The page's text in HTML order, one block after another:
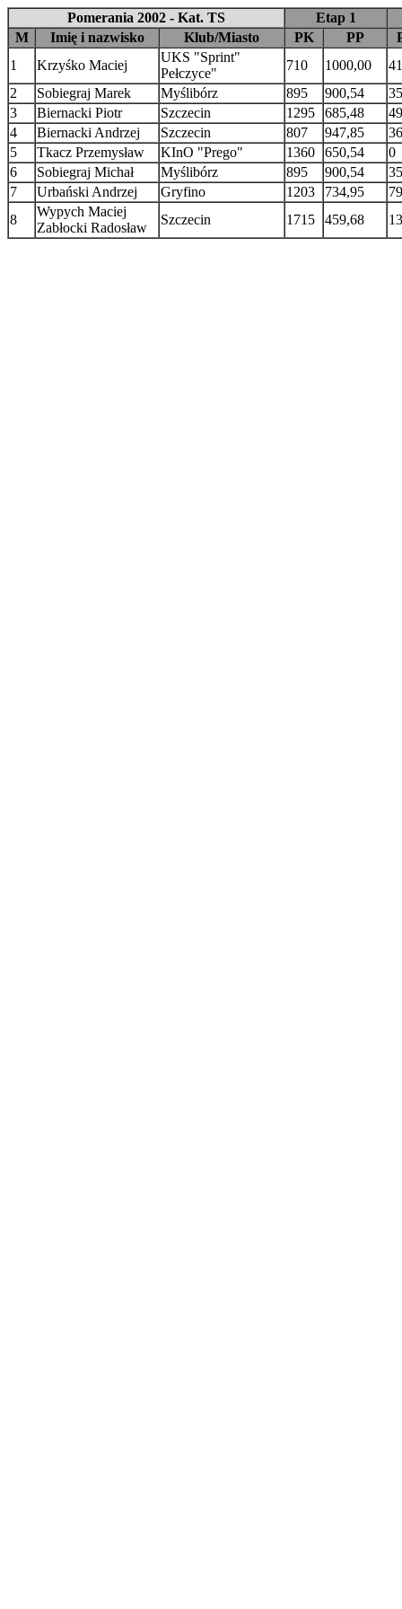
Pomerania 2002 - Kat. TS
Etap 1
M
Imię i nazwisko Klub/Miasto PK PP
1
Krzyśko Maciej
UKS "Sprint"
Pełczyce"
710 1000,00
41
2
Sobiegraj Marek Myślibórz 895 900,54
35
3
Biernacki Piotr Szczecin 1295 685,48
49
4
Biernacki Andrzej Szczecin 807 947,85
5
Tkacz Przemysław KInO "Prego" 1360 650,54
0
6
Sobiegraj Michał Myślibórz 895 900,54
35
7
Urbański Andrzej Gryfino 1203 734,95
8
Wypych Maciej
Zabłocki Radosław
Szczecin 1715 459,68